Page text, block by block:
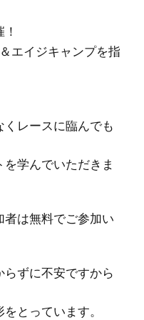
エイジキャンプを指
レースに臨んでも
学んでいただきま
は無料でご参加い
ずに不安ですから
とっています。